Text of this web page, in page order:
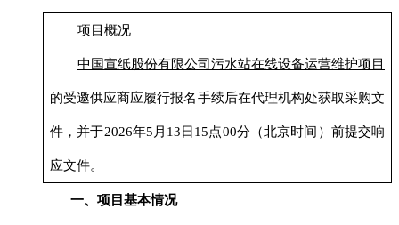
项目概况
中国宣纸股份有限公司污水站在线设备运营维护项目
的受邀供应商应履行报名手续后在代理机构处获取采购文
件，并于2026年5 月 13 日 15点00分（北京时间）前提交响
应文件。
一、项目基本情况